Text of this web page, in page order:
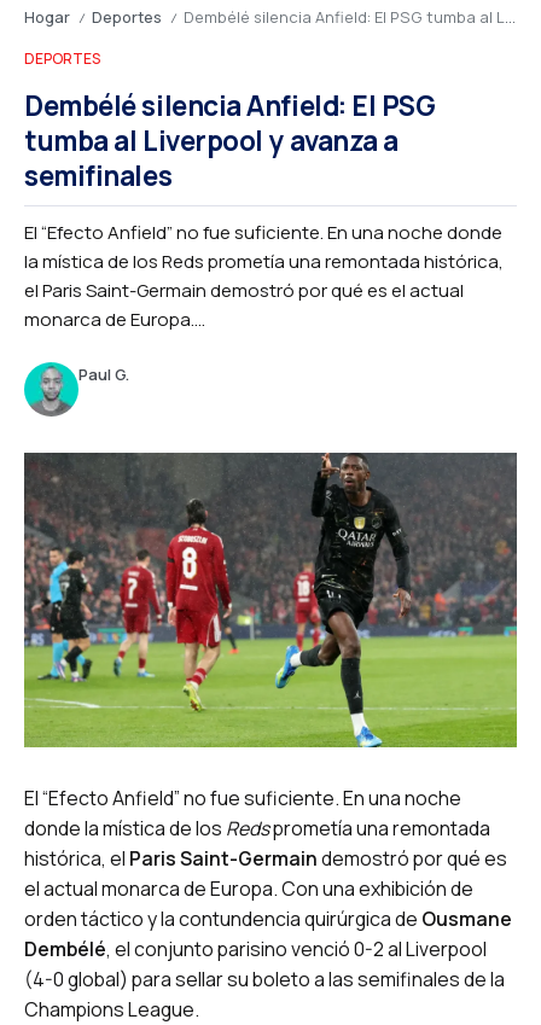
Hogar / Deportes / Dembélé silencia Anfield: El PSG tumba al Liverpool y avanza a semifinales
DEPORTES
Dembélé silencia Anfield: El PSG
tumba al Liverpool y avanza a
semifinales
El “Efecto Anfield” no fue suficiente. En una noche donde
la mística de los Reds prometía una remontada histórica,
el Paris Saint-Germain demostró por qué es el actual
monarca de Europa....
Paul G.
El “Efecto Anfield” no fue suficiente. En una noche
donde la mística de los Redsprometía una remontada
histórica, el Paris Saint-Germaindemostró por qué es
el actual monarca de Europa. Con una exhibición de
orden táctico y la contundencia quirúrgica de Ousmane
Dembélé, el conjunto parisino venció 0-2 al Liverpool
(4-0 global) para sellar su boleto a las semifinales de la
Champions League.